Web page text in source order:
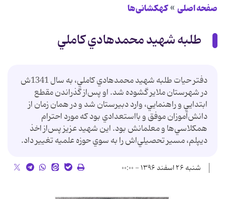
صفحه اصلی کهکشانی‌ها
طلبه شهيد محمدهادي کاملي
دفتر حيات طلبه شهيد محمدهادي کاملي، به سال 1341ش
در شهرستان ملاير گشوده شد. او پس‌از گذراندن مقطع
ابتدايي و راهنمايي، وارد دبيرستان شد و در همان زمان از
دانش‌آموزان موفق و بااستعدادي بود که مورد احترام
همکلاسي‌ها و معلمانش بود. اين شهيد عزيز پس‌از اخذ
ديپلم، مسير تحصيلي‌اش را به سوي حوزه علميه تغيير داد.
شنبه ۲۶ اسفند ۱۳۹۶ - ۰۰:۰۰